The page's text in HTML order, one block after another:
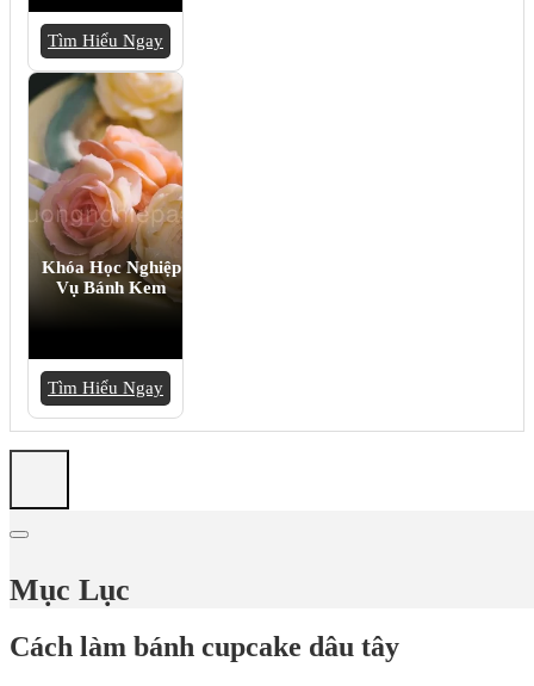
Tìm Hiểu Ngay
Khóa Học Nghiệp
Vụ Bánh Kem
Tìm Hiểu Ngay
Mục Lục
Cách làm bánh cupcake dâu tây